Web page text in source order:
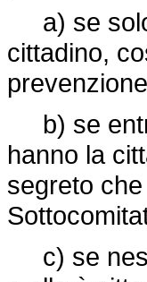
a) se solo
cittadino,
b) se
hanno la
segreto
c) se